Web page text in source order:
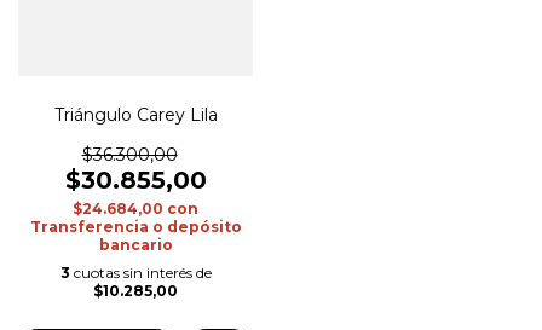
Triángulo Carey Lila
$36.300,00
$30.855,00
$24.684,00 con
Transferencia o depósito
bancario
3 cuotas sin interés de
$10.285,00